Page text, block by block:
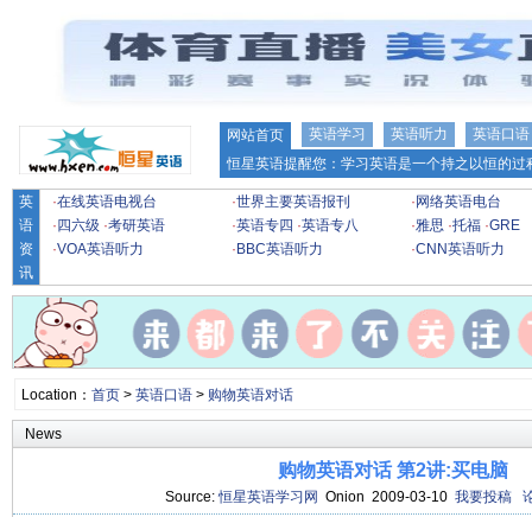
网站首页 英语学习 英语听力
英语口语
恒星英语提醒您：学习英语是一个持之以恒的
英
语
资
讯
·在线英语电视台 ·世界主要英语报刊 · 网络英语电台
· 四六级 ·考研英语 ·英语专四 ·英语专八 ·雅思 ·托福 ·GRE
·VOA英语听力 · BBC英语听力 ·CNN英语听力
Location： 首页> 英语口语> 购物英语对话
News
购物英语对话 第2讲:买电脑
Source:恒星英语学习网 Onion 2009-03-10 我要投稿